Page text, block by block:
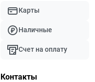
Карты
Наличные
Счет на оплату
Контакты